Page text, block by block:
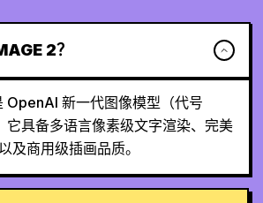
2？
OpenAI 新一代图像模型（代号
具备多语言像素级文字渲染、完美
及商用级插画品质。